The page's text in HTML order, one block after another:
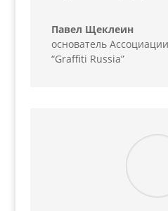
Павел Щеклеин
основатель
“Graffiti Russia”